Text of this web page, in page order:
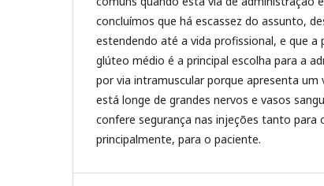
concluímos que há escassez do assunto,
estendendo até a vida profissional, e que
glúteo médio é a principal escolha para a
por via intramuscular porque apresenta
está longe de grandes nervos e vasos
confere segurança nas injeções tanto para
principalmente, para o paciente.